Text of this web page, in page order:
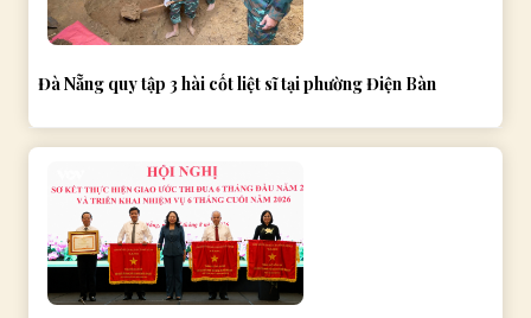
Đà Nẵng quy tập 3 hài cốt liệt sĩ tại phường Điện Bàn